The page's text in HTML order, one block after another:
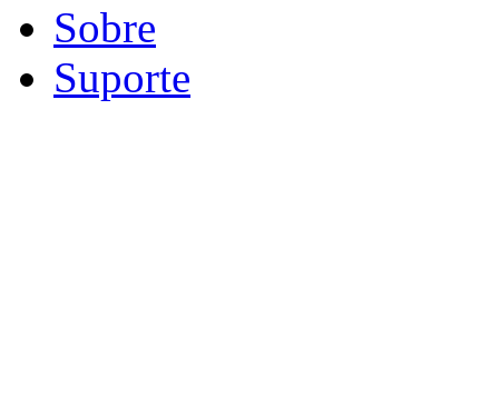
Sobre
Suporte